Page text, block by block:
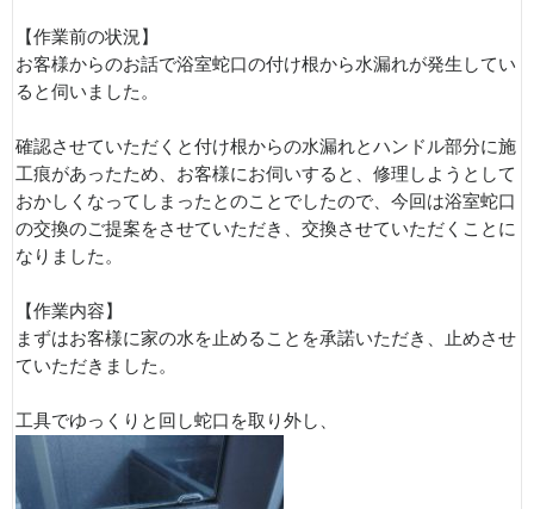
【作業前の状況】
お客様からのお話で浴室蛇口の付け根から水漏れが発生してい
ると伺いました。
確認させていただくと付け根からの水漏れとハンドル部分に施
工痕があったため、お客様にお伺いすると、修理しようとして
おかしくなってしまったとのことでしたので、今回は浴室蛇口
の交換のご提案をさせていただき、交換させていただくことに
なりました。
【作業内容】
まずはお客様に家の水を止めることを承諾いただき、止めさせ
ていただきました。
工具でゆっくりと回し蛇口を取り外し、